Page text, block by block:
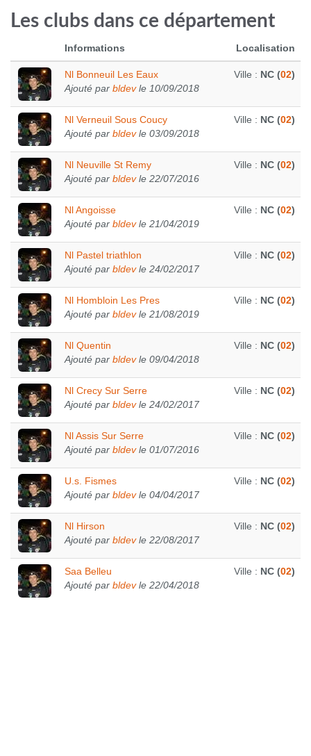
Les clubs dans ce département
Informations Localisation
Nl Bonneuil Les Eaux
Ajouté par bldevle 10/09/2018
Ville : NC (02)
Nl Verneuil Sous Coucy
Ajouté par bldevle 03/09/2018
Ville : NC (02)
Nl Neuville St Remy
Ajouté par bldevle 22/07/2016
Ville : NC (02)
Nl Angoisse
Ajouté par bldevle 21/04/2019
Ville : NC (02)
Nl Pastel triathlon
Ajouté par bldevle 24/02/2017
Ville : NC (02)
Nl Hombloin Les Pres
Ajouté par bldevle 21/08/2019
Ville : NC (02)
Nl Quentin
Ajouté par bldevle 09/04/2018
Ville : NC (02)
Nl Crecy Sur Serre
Ajouté par bldevle 24/02/2017
Ville : NC (02)
Nl Assis Sur Serre
Ajouté par bldevle 01/07/2016
Ville : NC (02)
U.s. Fismes
Ajouté par bldevle 04/04/2017
Ville : NC (02)
Nl Hirson
Ajouté par bldevle 22/08/2017
Ville : NC (02)
Saa Belleu
Ajouté par bldevle 22/04/2018
Ville : NC (02)